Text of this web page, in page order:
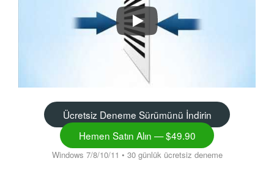
Total PDF Printer ile PDF
Ücretsiz Deneme Sürümünü İndirin
Hemen Satın Alın — $49.90
Windows 7/8/10/11 • 30 günlük ücretsiz deneme